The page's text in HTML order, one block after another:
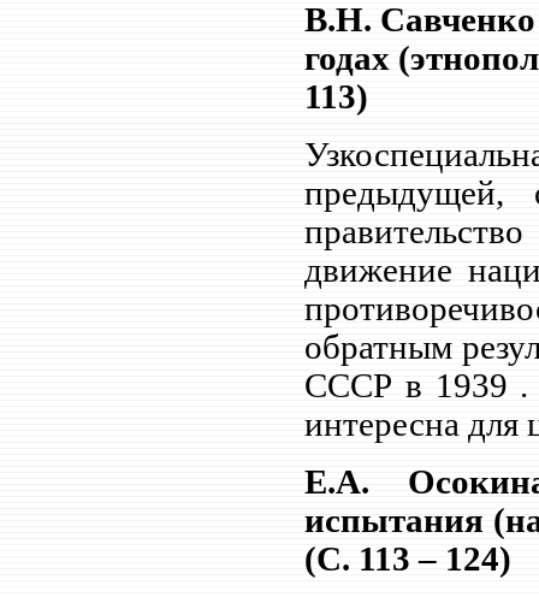
В.Н. Савченко
годах
113)
предыдущей,
движение
обратным
СССР в 1939 .
интересна для
Е.А.
испытания
(С. 113 – 124)